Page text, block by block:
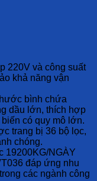
220V và công suất
khả năng vận
bình chứa
dầu lớn, thích hợp
có quy mô lớn.
trang bị 36 bộ lọc,
chóng.
19200KG/NGÀY
đáp ứng nhu
các ngành công